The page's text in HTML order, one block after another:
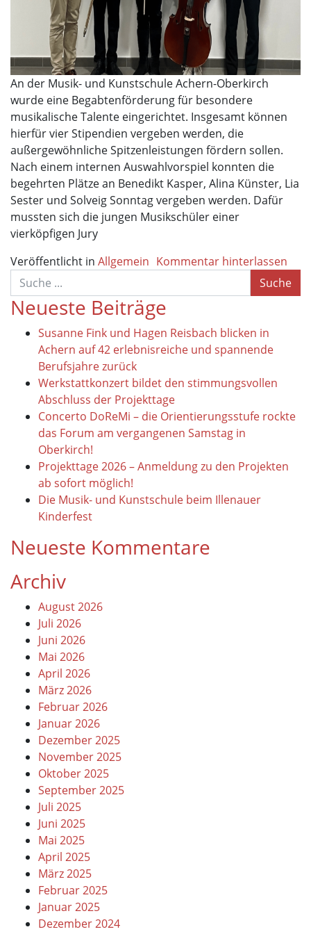
An der Musik- und Kunstschule Achern-Oberkirch
wurde eine Begabtenförderung für besondere
musikalische Talente eingerichtet. Insgesamt können
hierfür vier Stipendien vergeben werden, die
außergewöhnliche Spitzenleistungen fördern sollen.
Nach einem internen Auswahlvorspiel konnten die
begehrten Plätze an Benedikt Kasper, Alina Künster, Lia
Sester und Solveig Sonntag vergeben werden. Dafür
mussten sich die jungen Musikschüler einer
vierköpfigen Jury
Veröffentlicht in Allgemein Kommentar hinterlassen
Suche
Neueste Beiträge
Susanne Fink und Hagen Reisbach blicken in
Achern auf 42 erlebnisreiche und spannende
Berufsjahre zurück
Werkstattkonzert bildet den stimmungsvollen
Abschluss der Projekttage
Concerto DoReMi – die Orientierungsstufe rockte
das Forum am vergangenen Samstag in
Oberkirch!
Projekttage 2026 – Anmeldung zu den Projekten
ab sofort möglich!
Die Musik- und Kunstschule beim Illenauer
Kinderfest
Neueste Kommentare
Archiv
August 2026
Juli 2026
Juni 2026
Mai 2026
April 2026
März 2026
Februar 2026
Januar 2026
Dezember 2025
November 2025
Oktober 2025
September 2025
Juli 2025
Juni 2025
Mai 2025
April 2025
März 2025
Februar 2025
Januar 2025
Dezember 2024